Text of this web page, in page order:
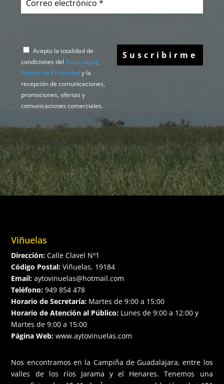
Acepto la totalidad de
condiciones delAviso Legal,
Política de Privacidady la
recepción de comunicaciones,
promociones, ofertas y
comunicaciones comerciales.
Viñuelas
Dirección: Calle Clavel Nº1
Código Postal: Viñuelas, 19184
Email: aytovinuelas@hotmail.com
Teléfono: 949 854 478
Horario de Secretaría: Martes de 9:00 a 15:00
Horario de Atención al Público: Lunes de 9:00 a 12:00 y
Martes de 9:00 a 15:00
Página Web: www.aytovinuelas.com
Nos encontramos en la Campiña de Guadalajara, entre los
valles de los ríos Jarama y el Henares. Tenemos una